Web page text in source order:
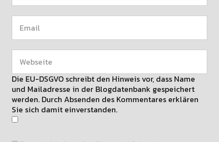
Die EU-DSGVO schreibt den Hinweis vor, dass Name
und Mailadresse in der Blogdatenbank gespeichert
werden. Durch Absenden des Kommentares erklären
Sie sich damit einverstanden.